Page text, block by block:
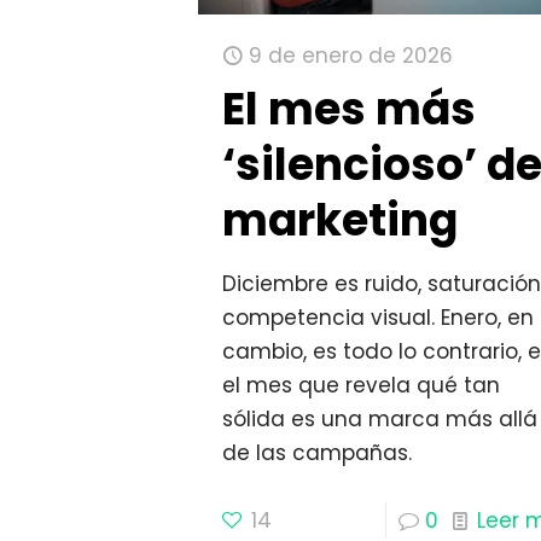
9 de enero de 2026
El mes más
‘silencioso’
marketing
Diciembre es ruido,
competencia visual. Enero, en
cambio, es todo lo contrario,
el mes que revela qué tan
sólida es una marca más allá
de las campañas.
14 0 Leer